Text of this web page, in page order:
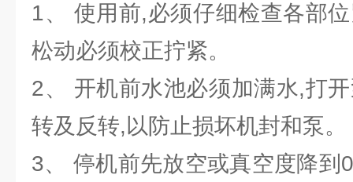
1、 使用前,必须仔细检查各部
松动必须校正拧紧。
2、 开机前水池必须加满水,打
转及反转,以防止损坏机封和泵。
3、 停机前先放空或真空度降到